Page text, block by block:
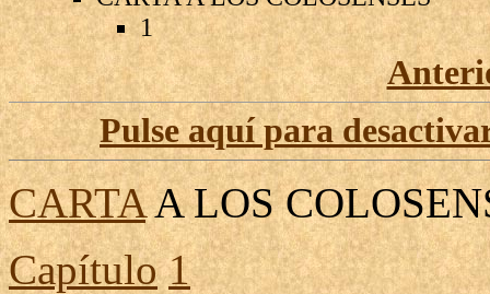
1
Pulse aquí para
CARTAA LOS
Capítulo 1